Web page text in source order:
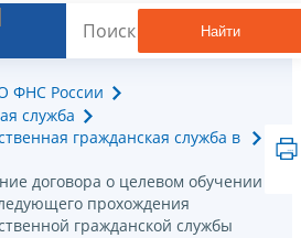
Найти
ФНС России
служба
гражданская служба в
договора о целевом обучении
прохождения
гражданской службы